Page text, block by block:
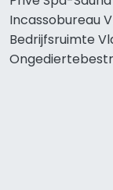
Incassobureau
Bedrijfsruimte